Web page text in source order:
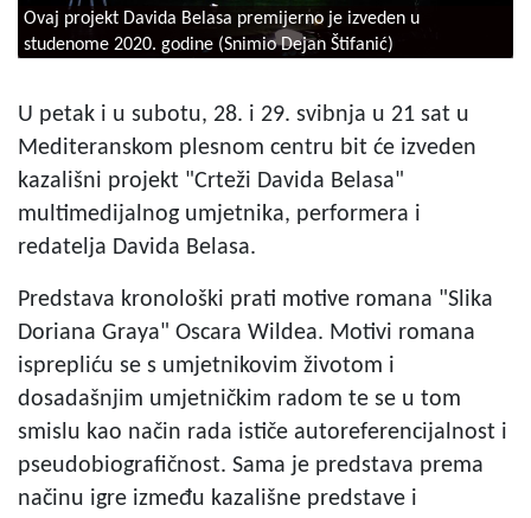
Ovaj projekt Davida Belasa premijerno je izveden u
studenome 2020. godine (Snimio Dejan Štifanić)
U petak i u subotu, 28. i 29. svibnja u 21 sat u
Mediteranskom plesnom centru bit će izveden
kazališni projekt "Crteži Davida Belasa"
multimedijalnog umjetnika, performera i
redatelja Davida Belasa.
Predstava kronološki prati motive romana "Slika
Doriana Graya" Oscara Wildea. Motivi romana
isprepliću se s umjetnikovim životom i
dosadašnjim umjetničkim radom te se u tom
smislu kao način rada ističe autoreferencijalnost i
pseudobiografičnost. Sama je predstava prema
načinu igre između kazališne predstave i